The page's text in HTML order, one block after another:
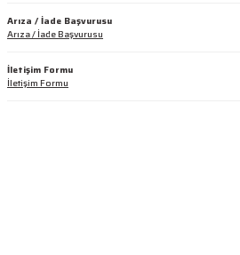
Arıza / İade Başvurusu
Arıza / İade Başvurusu
İletişim Formu
İletişim Formu